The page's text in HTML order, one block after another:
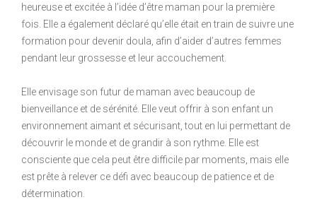
heureuse et excitée à l’idée d’être maman pour la première
fois. Elle a également déclaré qu’elle était en train de suivre une
formation pour devenir doula, afin d’aider d’autres femmes
pendant leur grossesse et leur accouchement.
Elle envisage son futur de maman avec beaucoup de
bienveillance et de sérénité. Elle veut offrir à son enfant un
environnement aimant et sécurisant, tout en lui permettant de
découvrir le monde et de grandir à son rythme. Elle est
consciente que cela peut être difficile par moments, mais elle
est prête à relever ce défi avec beaucoup de patience et de
détermination.